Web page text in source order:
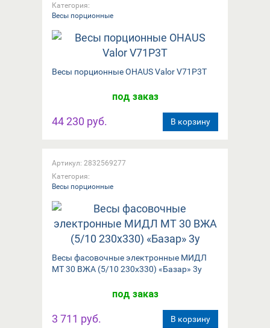
Категория:
Весы порционные
Весы порционные OHAUS Valor V71P3T
под заказ
44 230 руб. В корзину
Артикул: 2832569277
Категория:
Весы порционные
Весы фасовочные электронные МИДЛ
МТ 30 ВЖА (5/10 230х330) «Базар» 3у
под заказ
3 711 руб. В корзину